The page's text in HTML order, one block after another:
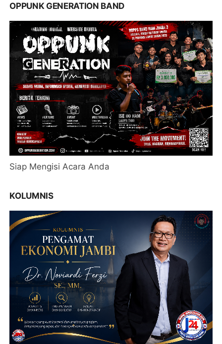
OPPUNK GENERATION BAND
Siap Mengisi Acara Anda
KOLUMNIS